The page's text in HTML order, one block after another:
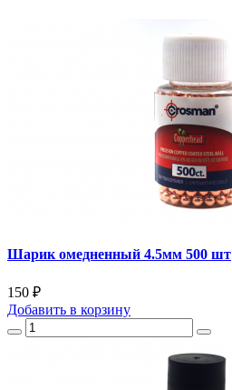
Шарик омедненный 4.5мм 500 шт
150 ₽
Добавить в корзину